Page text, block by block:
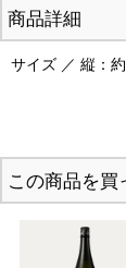
商品詳細
サイズ ／ 縦：
この商品を買